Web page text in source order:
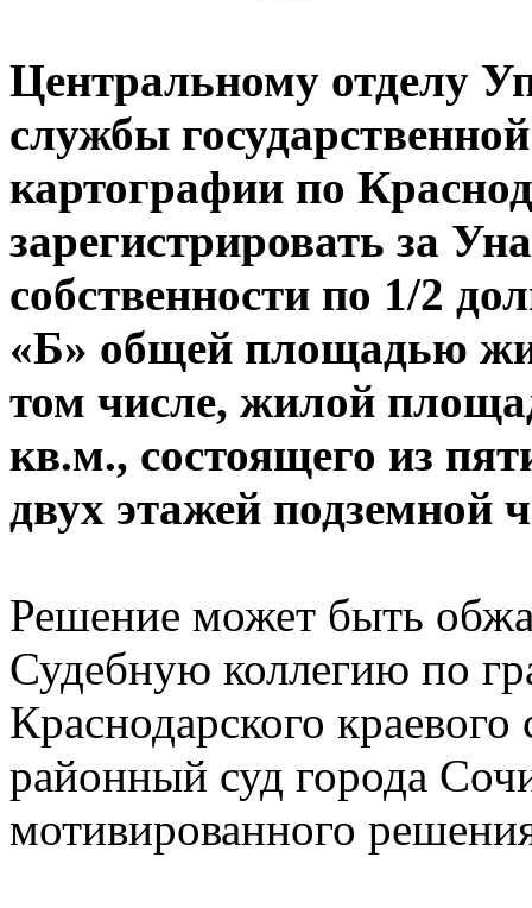
Центральному отделу
службы
картографии по
зарегистрировать за
собственности по 1/2
«Б» общей площадью
том числе, жилой
кв.м., состоящего из
двух этажей подземной
Решение может быть
Судебную коллегию по
Краснодарского
районный суд города
мотивированного